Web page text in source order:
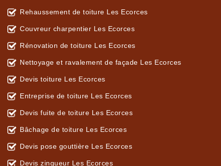
Rehaussement de toiture Les Ecorces
Couvreur charpentier Les Ecorces
Rénovation de toiture Les Ecorces
Nettoyage et ravalement de façade Les Ecorces
Devis toiture Les Ecorces
Entreprise de toiture Les Ecorces
Devis fuite de toiture Les Ecorces
Bâchage de toiture Les Ecorces
Devis pose gouttière Les Ecorces
Devis zingueur Les Ecorces